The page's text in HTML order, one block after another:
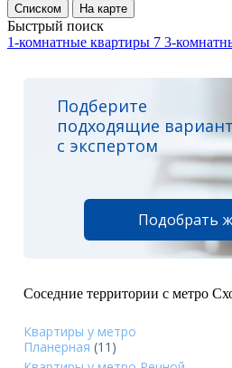
Списком
На карте
Быстрый поиск
1-комнатные квартиры 7 3-
Подберите
подходящие
с экспертом
Подобрать
Соседние территории с метро
Квартиры у метро
Планерная (11)